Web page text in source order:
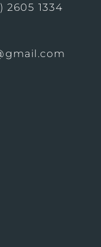
2605 1334